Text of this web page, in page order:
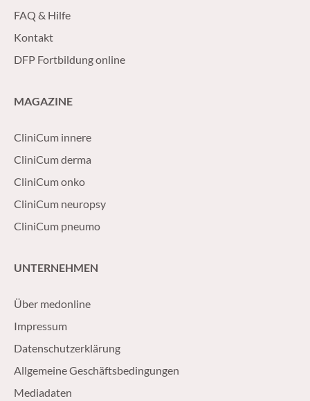
FAQ & Hilfe
Kontakt
DFP Fortbildung online
MAGAZINE
CliniCum innere
CliniCum derma
CliniCum onko
CliniCum neuropsy
CliniCum pneumo
UNTERNEHMEN
Über medonline
Impressum
Datenschutzerklärung
Allgemeine Geschäftsbedingungen
Mediadaten